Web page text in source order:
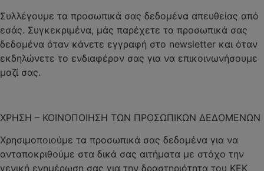
Συλλέγουμε τα προσωπικά σας δεδομένα απευθείας από
εσάς. Συγκεκριμένα, μάς παρέχετε τα προσωπικά σας
δεδομένα όταν κάνετε εγγραφή στο newsletter και όταν
εκδηλώνετε το ενδιαφέρον σας για να επικοινωνήσουμε
μαζί σας.
ΧΡΗΣΗ – ΚΟΙΝΟΠΟΙΗΣΗ ΤΩΝ ΠΡΟΣΩΠΙΚΩΝ ΔΕΔΟΜΕΝΩΝ
Χρησιμοποιούμε τα προσωπικά σας δεδομένα για να
ανταποκριθούμε στα δικά σας αιτήματα με στόχο την
γενική ενημέρωση σας για την δραστηριότητα του ΚΕΚ